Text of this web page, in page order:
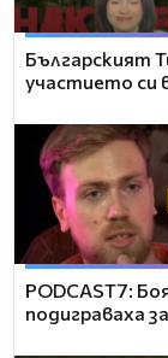
Българският
участието си
PODCAST7:
подиграваха